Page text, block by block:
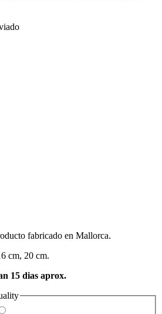
fabricado en Mallorca.
cm, 20 cm.
15 dias aprox.